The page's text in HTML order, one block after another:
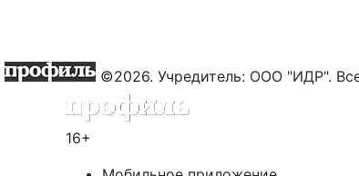
©2026. Учредитель: ООО "ИДР".
16+